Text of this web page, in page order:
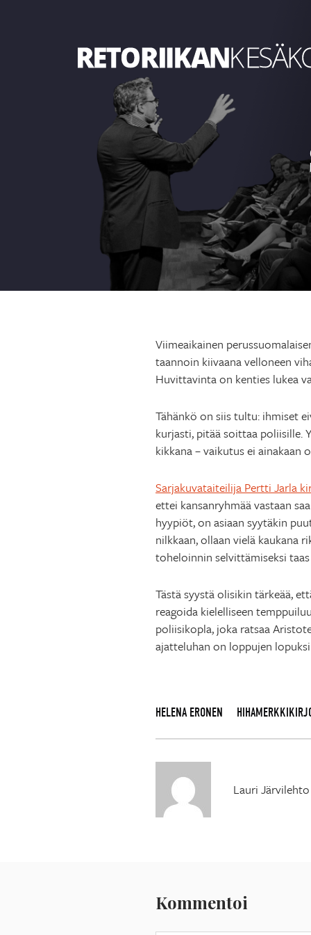
Viimeaikainen
taannoin kiivaana velloneen
Huvittavinta on kenties lukea
Tähänkö on siis tultu: ihmiset
kurjasti, pitää soittaa poliisille.
kikkana – vaikutus ei
Sarjakuvataiteilija Pertti Jarla
ettei kansanryhmää vastaan
hyypiöt, on asiaan syytäkin
nilkkaan, ollaan vielä kaukana
toheloinnin selvittämiseksi
Tästä syystä olisikin tärkeää,
reagoida kielelliseen
poliisikopla, joka ratsaa
ajatteluhan on loppujen
HELENA ERONEN
Lauri Järvilehto
Kommentoi